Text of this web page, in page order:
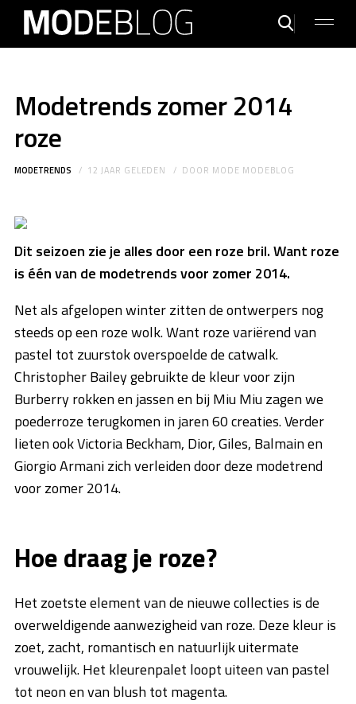
Modetrends zomer 2014
roze
MODETRENDS 12 JAAR GELEDEN DOOR MODE MODEBLOG
Dit seizoen zie je alles door een roze bril. Want roze
is één van de modetrends voor zomer 2014.
Net als afgelopen winter zitten de ontwerpers nog
steeds op een roze wolk. Want roze variërend van
pastel tot zuurstok overspoelde de catwalk.
Christopher Bailey gebruikte de kleur voor zijn
Burberry rokken en jassen en bij Miu Miu zagen we
poederroze terugkomen in jaren 60 creaties. Verder
lieten ook Victoria Beckham, Dior, Giles, Balmain en
Giorgio Armani zich verleiden door deze modetrend
voor zomer 2014.
Hoe draag je roze?
Het zoetste element van de nieuwe collecties is de
overweldigende aanwezigheid van roze. Deze kleur is
zoet, zacht, romantisch en natuurlijk uitermate
vrouwelijk. Het kleurenpalet loopt uiteen van pastel
tot neon en van blush tot magenta.